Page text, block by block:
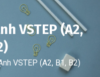
VSTEP (A2,
VSTEP (A2, B1, B2)